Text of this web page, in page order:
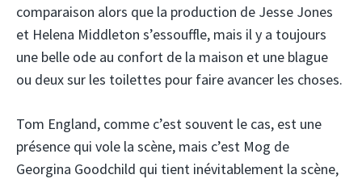
comparaison alors que la production de Jesse Jones
et Helena Middleton s’essouffle, mais il y a toujours
une belle ode au confort de la maison et une blague
ou deux sur les toilettes pour faire avancer les choses.
Tom England, comme c’est souvent le cas, est une
présence qui vole la scène, mais c’est Mog de
Georgina Goodchild qui tient inévitablement la scène,